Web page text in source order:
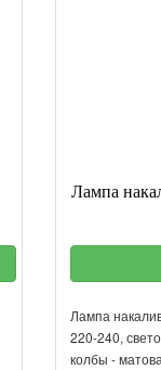
Лампа
Лампа
220-240,
колбы -